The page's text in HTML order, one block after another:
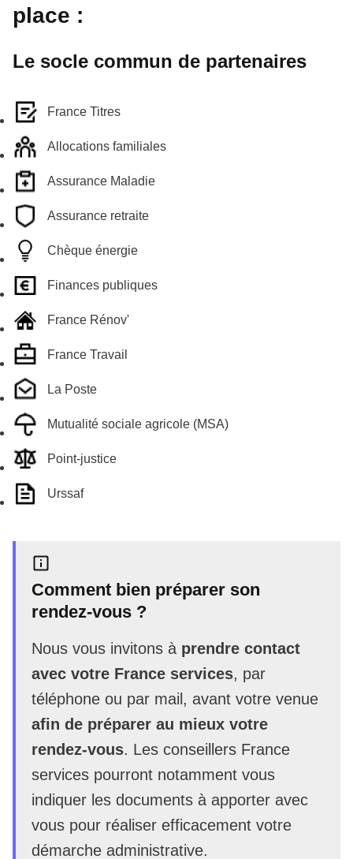
place :
Le socle commun de partenaires
France Titres
Allocations familiales
Assurance Maladie
Assurance retraite
Chèque énergie
Finances publiques
France Rénov'
France Travail
La Poste
Mutualité sociale agricole (MSA)
Point-justice
Urssaf
Comment bien préparer son
rendez-vous ?
Nous vous invitons à prendre contact
avec votre France services, par
téléphone ou par mail, avant votre venue
afin de préparer au mieux votre
rendez-vous. Les conseillers France
services pourront notamment vous
indiquer les documents à apporter avec
vous pour réaliser efficacement votre
démarche administrative.